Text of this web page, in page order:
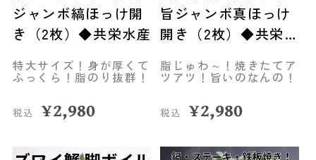
ジャンボ縞ほっけ開
き（2枚）◆共栄水産
特大サイズ！身が厚くて
ふっくら！脂のり抜群！
税込 ¥2,980
旨ジャンボ真ほっけ
開き（2枚）◆共栄水
脂じゅわ～！焼きたてア
ツアツ！旨いのなんの！
税込 ¥2,980